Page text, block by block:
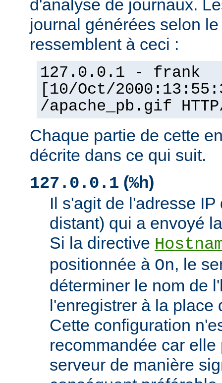
d'analyse de journaux.
journal générées selon
ressemblent à ceci :
127.0.0.1 - frank
[10/Oct/
/apache_pb.gif
Chaque partie de cette
décrite dans ce qui suit.
127.0.0.1 (%h)
Il s'agit de l'adresse
distant) qui a envoyé
Si la directive
positionnée à On, le
déterminer le nom de
l'enregistrer à la place
Cette configuration
recommandée car
serveur de manière